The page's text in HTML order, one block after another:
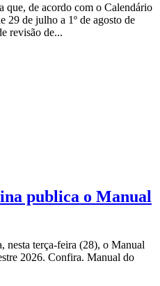
de acordo com o Calendário
29 de julho a 1º de agosto de
revisão de...
publica o Manual
nesta terça-feira (28), o Manual
2026. Confira. Manual do